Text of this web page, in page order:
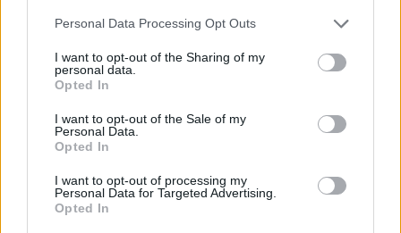
negar su consentimiento. Tenga en cuenta que algún
de su consentimiento, pero usted tiene el derecho de
rechazar tal procesamiento. Sus preferencias se aplicarán
cualquier momento entrando de nuevo en este sitio web o
visitando nuestra política de privacidad.
Personal Data Processing Opt Outs
I want to opt-out of the Sharing of my
personal data.
Opted In
I want to opt-out of the Sale of my
Personal Data.
Opted In
I want to opt-out of processing my
Personal Data for Targeted Advertising.
Opted In